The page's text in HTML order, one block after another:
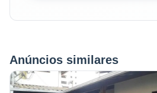
Anúncios similares